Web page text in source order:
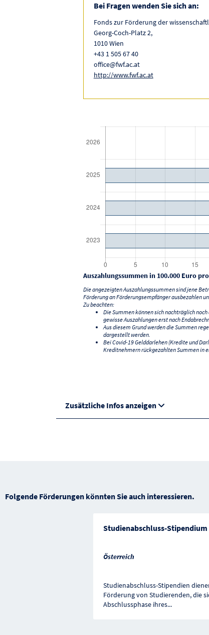
Bei Fragen wenden Sie sich an:
Fonds zur Förderung der
Georg-Coch-Platz 2,
1010 Wien
+43 1 505 67 40
office@fwf.ac.at
http://www.fwf.ac.at
Auszahlungssummen in 100.000 Euro
Die angezeigten Auszahlungssummen sind jene
Förderung an Förderungsempfänger ausbezahlen
Zu beachten:
Die Summen können sich nachträglich
gewisse Auszahlungen erst nach
Aus diesem Grund werden die Summen
dargestellt werden.
Bei Covid-19 Gelddarlehen (Kredite und
Kreditnehmern rückgezahlten Summen in
Zusätzliche Infos anzeigen
Folgende Förderungen könnten Sie auch interessieren.
Studienabschluss-Stipendium
Österreich
Studienabschluss-Stipendien
Förderung von Studierenden, die
Abschlussphase ihres...